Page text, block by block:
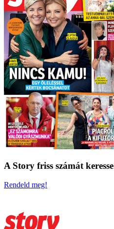
A Story friss számát
Rendeld meg!